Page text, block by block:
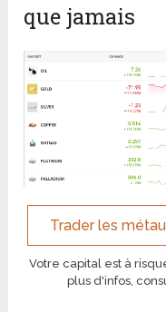
que jamais
Trader les
Votre capital est à
plus d'infos,